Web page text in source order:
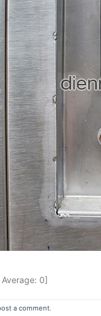
Average: 0]
a comment.